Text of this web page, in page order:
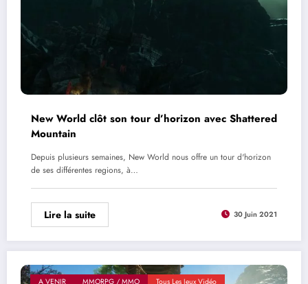
New World clôt son tour d’horizon avec Shattered
Mountain
Depuis plusieurs semaines, New World nous offre un tour d'horizon
de ses différentes regions, à…
Lire la suite 30 Juin 2021
A VENIR MMORPG / MMO Tous Les Jeux Vidéo